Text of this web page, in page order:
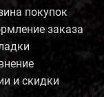
покупок
заказа
и скидки